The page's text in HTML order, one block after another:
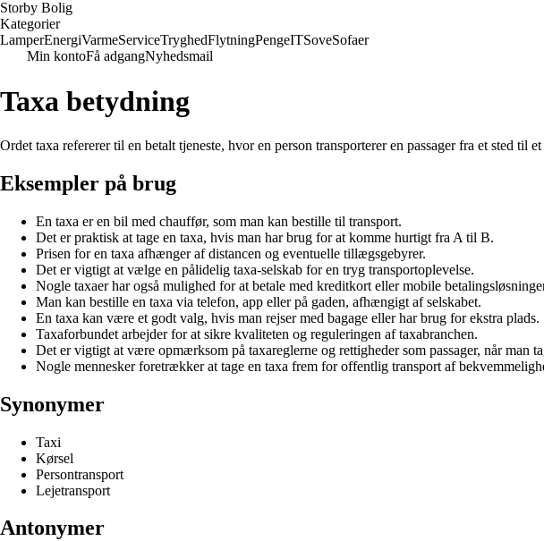
Storby Bolig
Kategorier
LamperEnergiVarmeServiceTryghedFlytningPengeITSoveSofaer
Min kontoFå adgangNyhedsmail
Taxa betydning
Ordet taxa refererer til en betalt tjeneste, hvor en person transporterer en passager fra et sted
Eksempler på brug
En taxa er en bil med chauffør, som man kan bestille til transport.
Det er praktisk at tage en taxa, hvis man har brug for at komme hurtigt fra A til B.
Prisen for en taxa afhænger af distancen og eventuelle tillægsgebyrer.
Det er vigtigt at vælge en pålidelig taxa-selskab for en tryg transportoplevelse.
Nogle taxaer har også mulighed for at betale med kreditkort eller mobile
Man kan bestille en taxa via telefon, app eller på gaden, afhængigt af selskabet.
En taxa kan være et godt valg, hvis man rejser med bagage eller har brug for ekstra plads.
Taxaforbundet arbejder for at sikre kvaliteten og reguleringen af taxabranchen.
Det er vigtigt at være opmærksom på taxareglerne og rettigheder som passager, når man
Nogle mennesker foretrækker at tage en taxa frem for offentlig transport af
Synonymer
Taxi
Kørsel
Persontransport
Lejetransport
Antonymer